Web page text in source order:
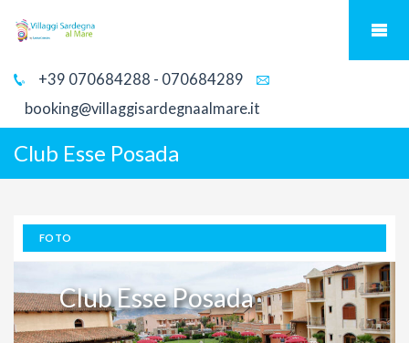
+39 070684288 - 070684289
booking@villaggisardegnaalmare.it
Club Esse Posada
FOTO
Club Esse Posada